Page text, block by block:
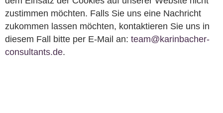
zustimmen möchten. Falls Sie uns eine Nachricht
zukommen lassen möchten, kontaktieren Sie uns in
diesem Fall bitte per E-Mail an: team@karinbacher-
consultants.de.